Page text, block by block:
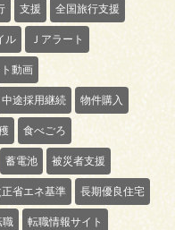
支援 全国旅行支援
ル Ｊアラート
動画
中途採用継続 物件購入
食べごろ
蓄電池 被災者支援
正省エネ基準 長期優良住宅
職 転職情報サイト